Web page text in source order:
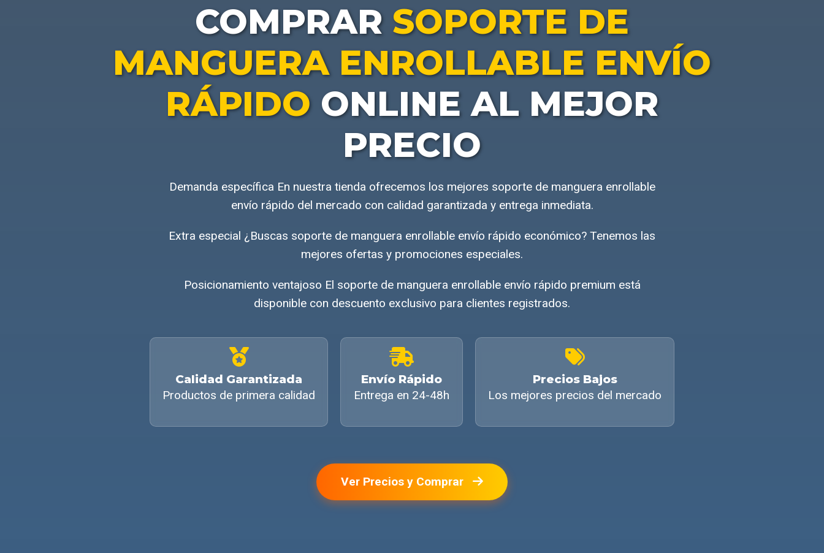
COMPRAR SOPORTE DE
MANGUERA ENROLLABLE ENVÍO
RÁPIDO ONLINE AL MEJOR
PRECIO
Demanda específica En nuestra tienda ofrecemos los mejores soporte de manguera enrollable
envío rápido del mercado con calidad garantizada y entrega inmediata.
Extra especial ¿Buscas soporte de manguera enrollable envío rápido económico? Tenemos las
mejores ofertas y promociones especiales.
Posicionamiento ventajoso El soporte de manguera enrollable envío rápido premium está
disponible con descuento exclusivo para clientes registrados.
Calidad Garantizada
Productos de primera calidad
Envío Rápido
Entrega en 24-48h
Precios Bajos
Los mejores precios del mercado
Ver Precios y Comprar